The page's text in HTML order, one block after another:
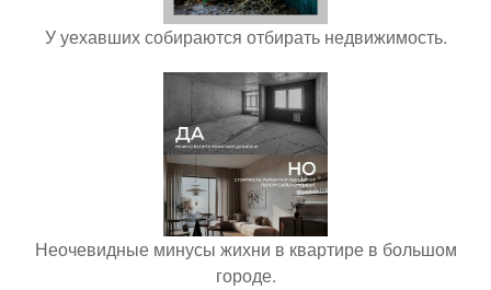
У уехавших собираются отбирать недвижимость.
Неочевидные минусы жихни в квартире в большом
городе.